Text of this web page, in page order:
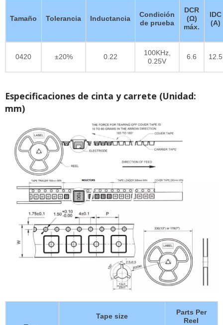
Tamaño Tolerancia Inductancia
Condición
de prueba
DCR
(Ω)
máx.
IDC
(A)
0420 ±20% 0.22
100KHz,
0.25V
6.6 12.5
Especificaciones de cinta y carrete (Unidad:
mm)
Tape size
Parts Per
Reel